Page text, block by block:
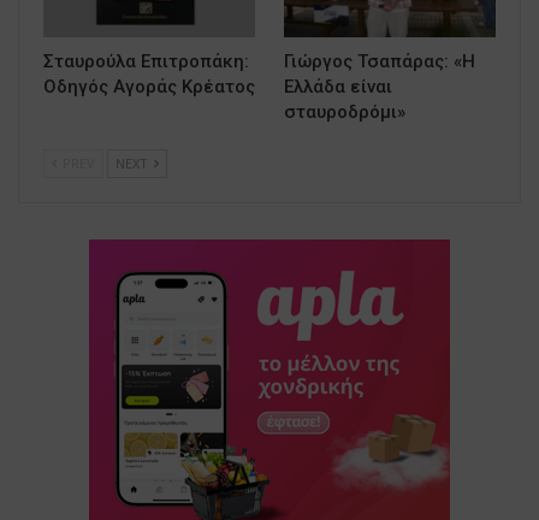
Σταυρούλα Επιτροπάκη:
Οδηγός Αγοράς Κρέατος
Γιώργος Τσαπάρας: «Η
Ελλάδα είναι
σταυροδρόμι»
NEXT